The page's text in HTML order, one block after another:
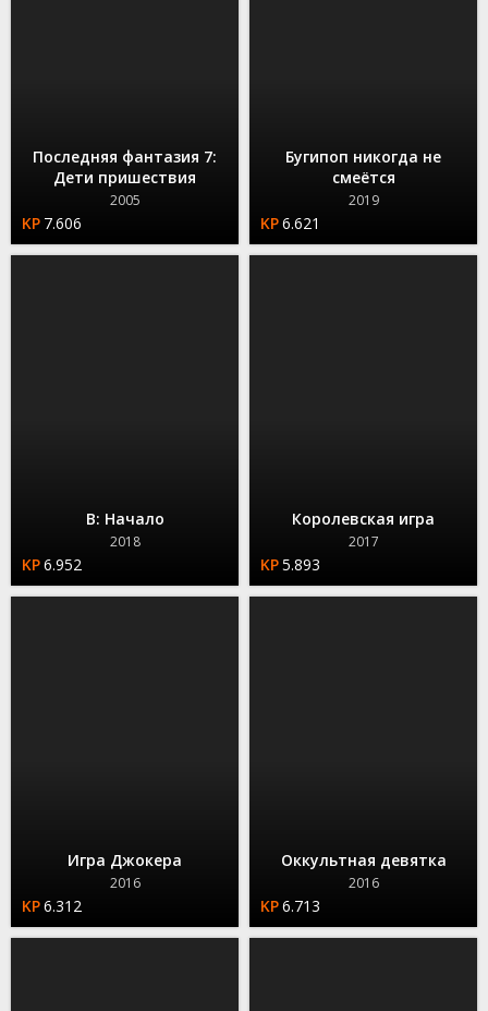
Последняя фантазия 7:
Дети пришествия
2005
7.606
Бугипоп никогда не
смеётся
2019
6.621
B: Начало
2018
6.952
Королевская игра
2017
5.893
Игра Джокера
2016
6.312
Оккультная девятка
2016
6.713